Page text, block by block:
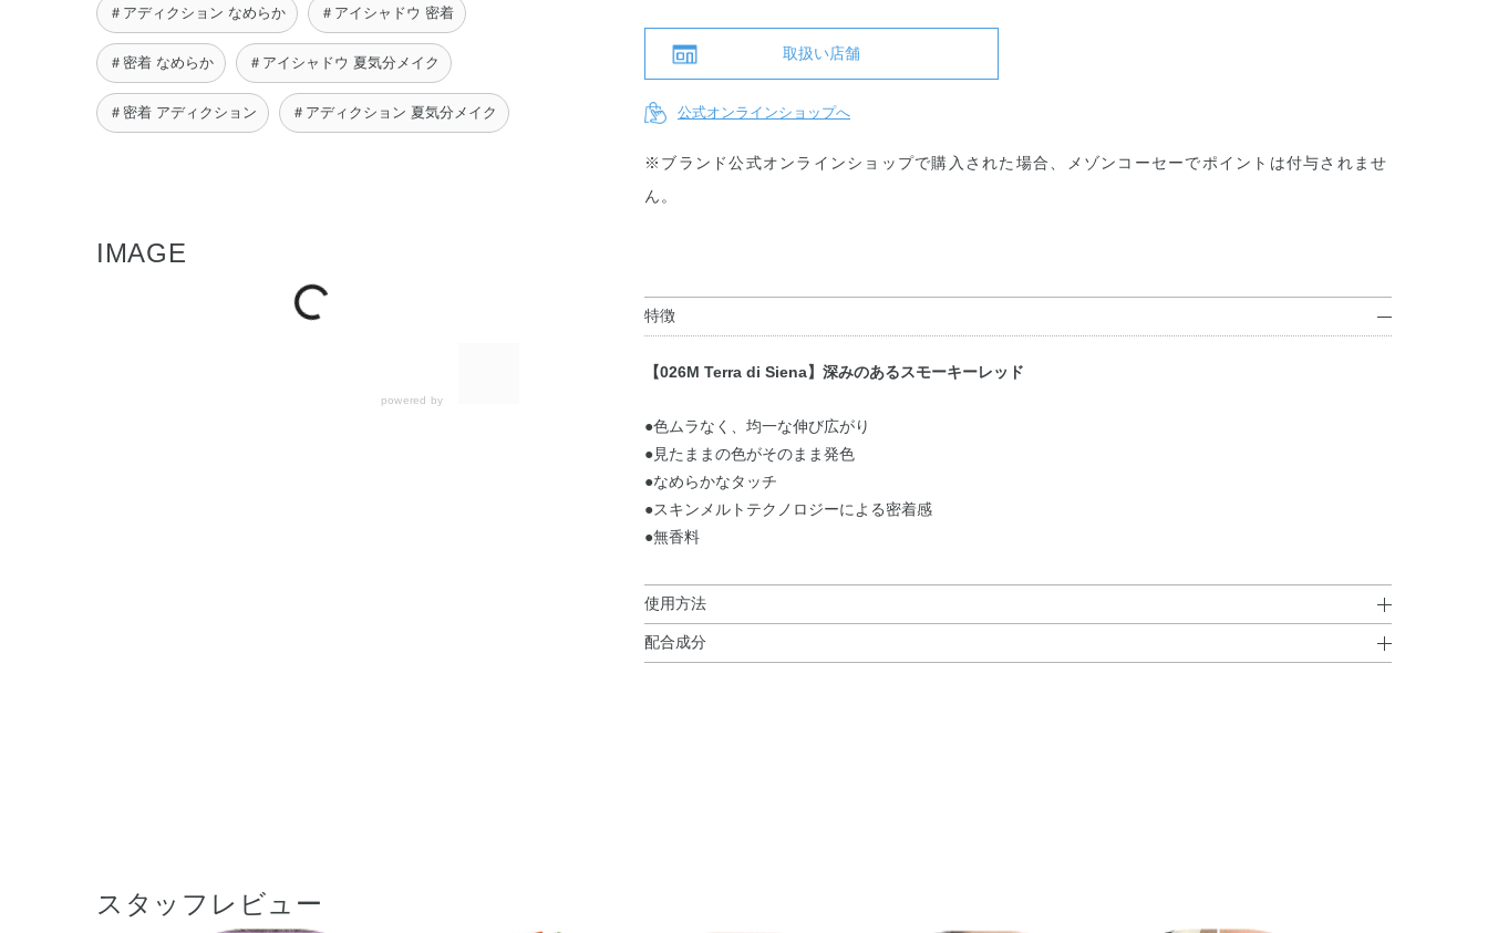
＃アディクション なめらか ＃アイシャドウ 密着
＃密着 なめらか ＃アイシャドウ 夏気分メイク
＃密着 アディクション ＃アディクション 夏気分メイク
IMAGE
powered by
取扱い店舗
公式オンラインショップへ
※ブランド公式オンラインショップで購入された場合、メゾンコーセーでポイントは付与されませ
ん。
特徴
【026M Terra di Siena】深みのあるスモーキーレッド
●色ムラなく、均一な伸び広がり
●見たままの色がそのまま発色
●なめらかなタッチ
●スキンメルトテクノロジーによる密着感
●無香料
使用方法
使用方法
配合成分
スタッフレビュー